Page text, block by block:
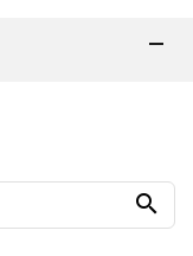
search